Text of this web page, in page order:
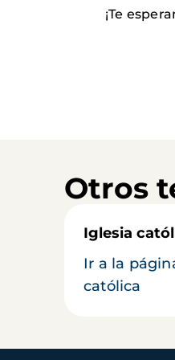
¡Te
Otros
Iglesia
Ir a la
católica